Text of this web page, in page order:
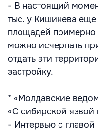
- В настоящий
тыс. у Кишинева еще
площадей примерно
можно исчерпать
отдать эти
застройку.
* «Молдавские
«С сибирской язвой
- Интервью с